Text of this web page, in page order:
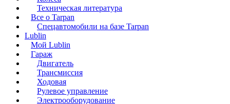
Техническая литература
Все о Tarpan
Спецавтомобили на базе Tarpan
Lublin
Мой Lublin
Гараж
Двигатель
Трансмиссия
Ходовая
Рулевое управление
Электрооборудование